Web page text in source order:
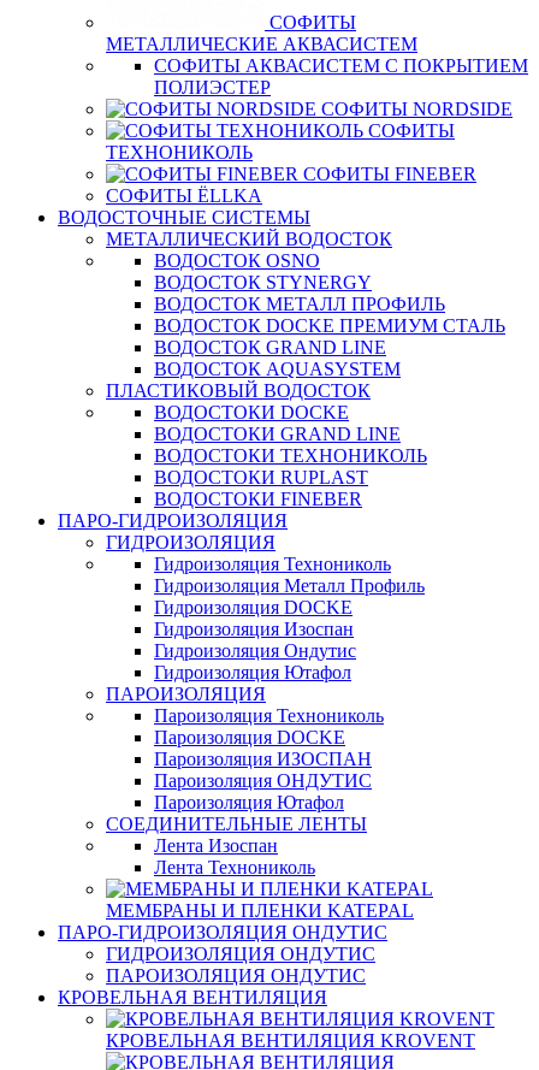
СОФИТЫ
МЕТАЛЛИЧЕСКИЕ АКВАСИСТЕМ
СОФИТЫ АКВАСИСТЕМ С ПОКРЫТИЕМ
ПОЛИЭСТЕР
СОФИТЫ NORDSIDE
СОФИТЫ
ТЕХНОНИКОЛЬ
СОФИТЫ FINEBER
СОФИТЫ ЁLLKA
ВОДОСТОЧНЫЕ СИСТЕМЫ
МЕТАЛЛИЧЕСКИЙ ВОДОСТОК
ВОДОСТОК OSNO
ВОДОСТОК STYNERGY
ВОДОСТОК МЕТАЛЛ ПРОФИЛЬ
ВОДОСТОК DOCKE ПРЕМИУМ СТАЛЬ
ВОДОСТОК GRAND LINE
ВОДОСТОК AQUASYSTEM
ПЛАСТИКОВЫЙ ВОДОСТОК
ВОДОСТОКИ DOCKE
ВОДОСТОКИ GRAND LINE
ВОДОСТОКИ ТЕХНОНИКОЛЬ
ВОДОСТОКИ RUPLAST
ВОДОСТОКИ FINEBER
ПАРО-ГИДРОИЗОЛЯЦИЯ
ГИДРОИЗОЛЯЦИЯ
Гидроизоляция Технониколь
Гидроизоляция Металл Профиль
Гидроизоляция DOCKE
Гидроизоляция Изоспан
Гидроизоляция Ондутис
Гидроизоляция Ютафол
ПАРОИЗОЛЯЦИЯ
Пароизоляция Технониколь
Пароизоляция DOCKE
Пароизоляция ИЗОСПАН
Пароизоляция ОНДУТИС
Пароизоляция Ютафол
СОЕДИНИТЕЛЬНЫЕ ЛЕНТЫ
Лента Изоспан
Лента Технониколь
МЕМБРАНЫ И ПЛЕНКИ KATEPAL
ПАРО-ГИДРОИЗОЛЯЦИЯ ОНДУТИС
ГИДРОИЗОЛЯЦИЯ ОНДУТИС
ПАРОИЗОЛЯЦИЯ ОНДУТИС
КРОВЕЛЬНАЯ ВЕНТИЛЯЦИЯ
КРОВЕЛЬНАЯ ВЕНТИЛЯЦИЯ KROVENT